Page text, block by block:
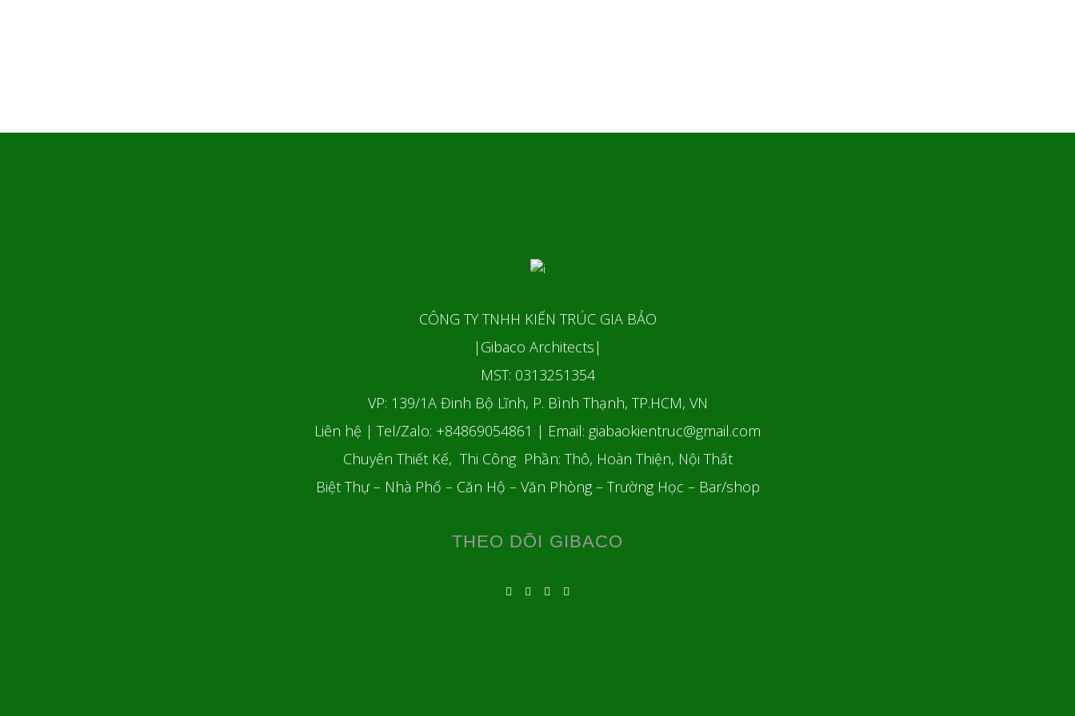
CÔNG TY TNHH KIẾN TRÚC GIA BẢO
|Gibaco Architects|
MST: 0313251354
VP: 139/1A Đinh Bộ Lĩnh, P. Bình Thạnh, TP.HCM, VN
Liên hệ | Tel/Zalo: +84869054861 | Email: giabaokientruc@gmail.com
Chuyên Thiết Kế, Thi Công Phần: Thô, Hoàn Thiện, Nội Thất
Biệt Thự – Nhà Phố – Căn Hộ – Văn Phòng – Trường Học – Bar/shop
THEO DÕI GIBACO